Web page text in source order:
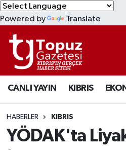
Powered by Translate
CANLI YAYIN KIBRIS
HABERLER KIBRIS
YÖDAK'ta
KIBRIS
DÜNYA
EKONOMİ
MAGAZİN
SAĞLIK
Lefkoşa Nöbetçi
Lefkoşa Hava Durumu
Lefkoşa Trafik Yoğunluk
Süper Lig Puan Durumu
Tüm Manşetler